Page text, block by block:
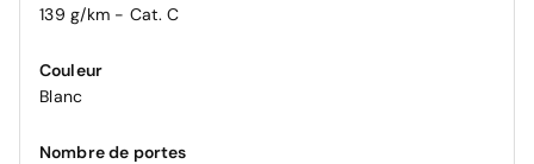
139 g/km - Cat. C
Couleur
Blanc
Nombre de portes